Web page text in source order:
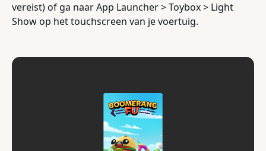
vereist) of ga naar App Launcher > Toybox > Light
Show op het touchscreen van je voertuig.